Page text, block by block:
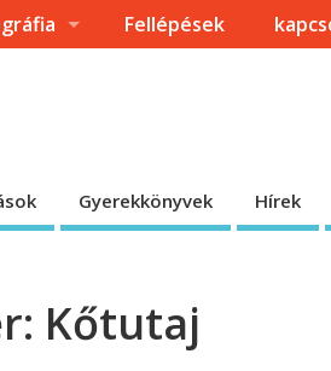
Fellépések
Gyerekkönyvek Hírek
Kőtutaj